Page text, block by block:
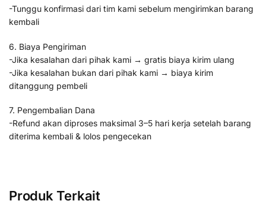
-Tunggu konfirmasi dari tim kami sebelum mengirimkan barang
kembali
6. Biaya Pengiriman
-Jika kesalahan dari pihak kami → gratis biaya kirim ulang
-Jika kesalahan bukan dari pihak kami → biaya kirim
ditanggung pembeli
7. Pengembalian Dana
-Refund akan diproses maksimal 3–5 hari kerja setelah barang
diterima kembali & lolos pengecekan
Produk Terkait